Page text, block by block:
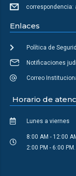
correspondencia:
Enlaces
Política de
Notificaciones
Correo
Horario de
Lunes a viernes
8:00 AM - 12:00
2:00 PM - 6:00 PM.